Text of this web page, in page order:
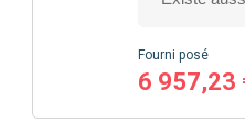
Fourni posé
6 957,23